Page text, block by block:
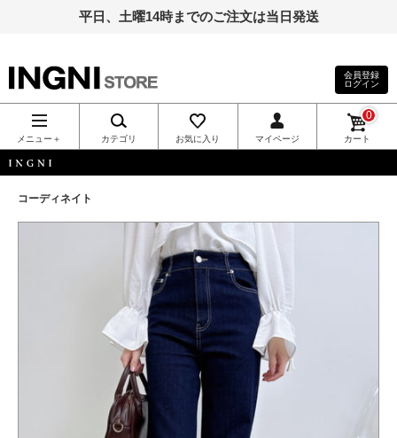
平日、土曜14時までのご注文は当日発送
INGNI（イン
グ）公式通
販｜INGNI
STORE
会員登録
ログイン
メニュー＋ カテゴリ お気に入り マイページ カート
0
コーディネイト